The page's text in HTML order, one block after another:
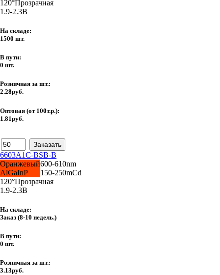
120°Прозрачная
1.9-2.3В
На складе:
1500 шт.
В пути:
0 шт.
Розничная за шт.:
2.28руб.
Оптовая (от 100т.р.):
1.81руб.
6603A1C-BSB-B
Оранжевый
AlGaInP
600-610nm
150-250mCd
120°Прозрачная
1.9-2.3В
На складе:
Заказ (8-10 недель.)
В пути:
0 шт.
Розничная за шт.:
3.13руб.